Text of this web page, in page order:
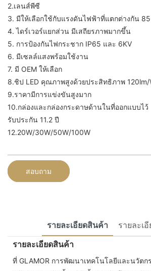
2.เลนส์พีซี
3. มีให้เลือกใช้กับแรงดันไฟฟ้าที่แตกต่างกัน
4. ไดร์เวอร์แยกส่วน มีเสถียรภาพมากขึ้น
5. การป้องกันไฟกระชาก IP65 และ 6KV
6. มีเซลล์แสงพร้อมใช้งาน
7. มี OEM ให้เลือก
8.ชิป LED คุณภาพสูงด้วยประสิทธิภาพ 120lm/
9.ราคามีการแข่งขันสูงมาก
10.กล่องและกล่องกระดาษด้านในที่ออกแบบไว้
รับประกัน 11.2 ปี
12.20W/30W/50W/100W
สอบถาม
รายละเอียดสินค้า
รายละเ
รายละเอียดสินค้า
ที่ GLAMOR การพัฒนาเทคโนโลยีและนวัตก